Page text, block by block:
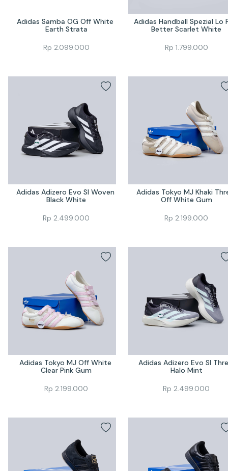
Adidas Samba OG Off White
Earth Strata
Rp 2.099.000
Adidas Handball Spezial Lo
Better Scarlet White
Rp 1.799.000
Adidas Adizero Evo Sl Woven
Black White
Rp 2.499.000
Adidas Tokyo MJ Khaki
Off White Gum
Rp 2.199.000
Adidas Tokyo MJ Off White
Clear Pink Gum
Rp 2.199.000
Adidas Adizero Evo Sl
Halo Mint
Rp 2.499.000